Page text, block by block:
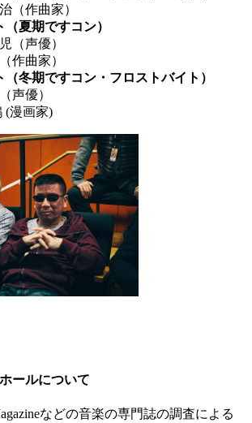
（作曲家）
（夏期ですコン）
（声優）
作曲家）
（冬期ですコン・フロストバイト）
声優）
(漫画家)
ールについて
などの音楽の専門誌の調査による